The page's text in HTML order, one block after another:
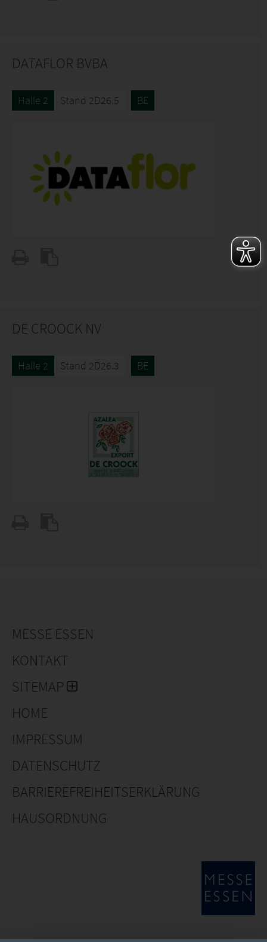
DATAFLOR BVBA
Halle 2 Stand 2D26.5 BE
DE CROOCK NV
Halle 2 Stand 2D26.3 BE
MESSE ESSEN
KONTAKT
SITEMAP
HOME
IMPRESSUM
DATENSCHUTZ
BARRIEREFREIHEITSERKLÄRUNG
HAUSORDNUNG